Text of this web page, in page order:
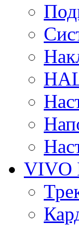
VIVO